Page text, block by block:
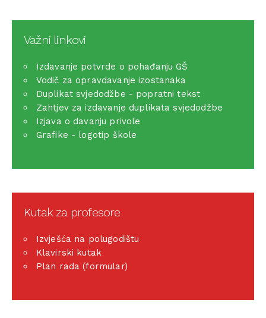
Važni linkovi
Izdavanje potvrde o pohađanju GŠ
Vodič za opravdavanje izostanaka
Duplikat svjedodžbe - popratni tekst
Zahtjev za izdavanje duplikata svjedodžbe
Izjava o davanju privole
Grafike - logotip škole
Kutak za profesore
Izvješća na polugodištu
Klavirski kutak
Plan rada (formular)